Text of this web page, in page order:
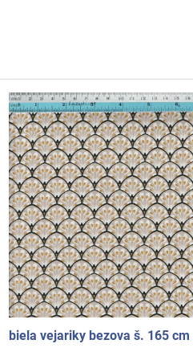
biela vejariky bezova š. 165 cm